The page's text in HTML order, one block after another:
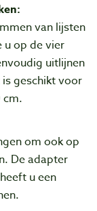
van lijsten
u op de vier
uitlijnen
geschikt voor
om ook op
De adapter
u een